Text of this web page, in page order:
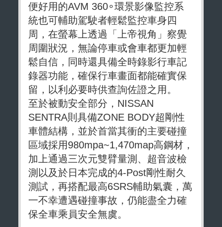
便好用的AVM 360∘環景影像監控系
統也可輔助駕駛者輕鬆監控車身四
周，在螢幕上透過「上帝視角」察覺
周圍狀況，無論停車或會車都更加輕
鬆自信，同時還具備全時錄影行車記
錄器功能，確保行車畫面都能確實保
留，以利必要時供查詢佐證之用。
至於被動安全部分，NISSAN
SENTRA則具備ZONE BODY超剛性
車體結構，並於首當其衝的主要碰撞
區域採用980mpa~1,470map高鋼材，
加上通過三次元雙臂量測、超音波檢
測以及於日本完成的4-Post剛性耐久
測試，再搭配最高6SRS輔助氣囊，萬
一不幸遭遇碰撞事故，仍能盡全力確
保全車乘員安全無虞。